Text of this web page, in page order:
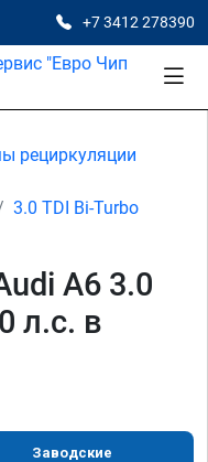
+7 3412 278390
рециркуляции
3.0 TDI Bi-Turbo
A6 3.0
л.с. в
Заводские